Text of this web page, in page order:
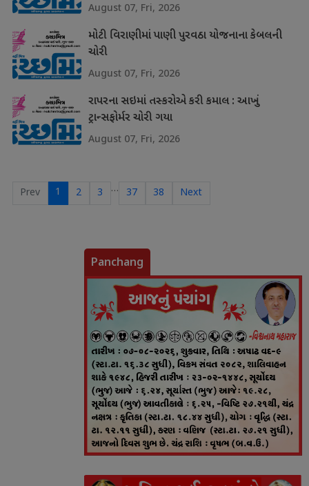
August 07, Fri, 2026
મોટી વિરાણીમાં પાણી પુરવઠા યોજનાના કેબલની
ચોરી
August 07, Fri, 2026
રાપરના સઇમાં તસ્કરોએ કરી કમાલ : આખું
ટ્રાન્સફોર્મર ચોરી ગયા
August 07, Fri, 2026
Prev 1 2 3 … 37 38 Next
Panchang